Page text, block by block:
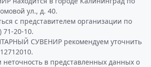
ул., д. 40.
с представителем организации по
71-20-10.
СУВЕНИР рекомендуем уточнить
неточность в представленных данных о